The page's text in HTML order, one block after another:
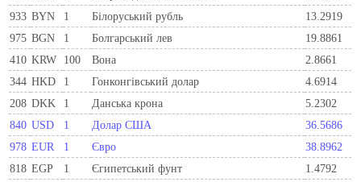
933 BYN 1 Бiлоруський рубль
13.2919
975 BGN 1 Болгарський лев
19.8861
410 KRW 100 Вона
2.8661
344 HKD 1 Гонконгівський долар
4.6914
208 DKK 1 Данська крона
5.2302
840 USD 1 Долар США
36.5686
978 EUR 1 Євро
38.8962
818 EGP 1 Єгипетський фунт
1.4792